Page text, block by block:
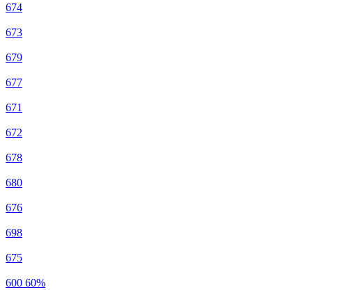
674
673
679
677
671
672
678
680
676
698
675
600 60%